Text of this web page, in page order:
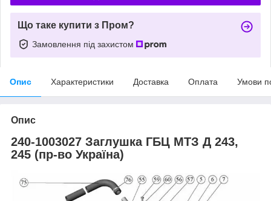
Що таке купити з Пром?
Замовлення під захистом
Опис Характеристики Доставка Оплата Умови
Опис
240-1003027 Заглушка ГБЦ МТЗ Д 243,
245 (пр-во Україна)